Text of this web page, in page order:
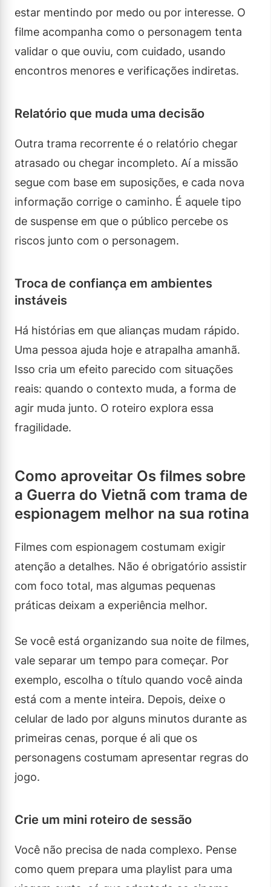
estar mentindo por medo ou por interesse. O
filme acompanha como o personagem tenta
validar o que ouviu, com cuidado, usando
encontros menores e verificações indiretas.
Relatório que muda uma decisão
Outra trama recorrente é o relatório chegar
atrasado ou chegar incompleto. Aí a missão
segue com base em suposições, e cada nova
informação corrige o caminho. É aquele tipo
de suspense em que o público percebe os
riscos junto com o personagem.
Troca de confiança em ambientes
instáveis
Há histórias em que alianças mudam rápido.
Uma pessoa ajuda hoje e atrapalha amanhã.
Isso cria um efeito parecido com situações
reais: quando o contexto muda, a forma de
agir muda junto. O roteiro explora essa
fragilidade.
Como aproveitar Os filmes sobre
a Guerra do Vietnã com trama de
espionagem melhor na sua rotina
Filmes com espionagem costumam exigir
atenção a detalhes. Não é obrigatório assistir
com foco total, mas algumas pequenas
práticas deixam a experiência melhor.
Se você está organizando sua noite de filmes,
vale separar um tempo para começar. Por
exemplo, escolha o título quando você ainda
está com a mente inteira. Depois, deixe o
celular de lado por alguns minutos durante as
primeiras cenas, porque é ali que os
personagens costumam apresentar regras do
jogo.
Crie um mini roteiro de sessão
Você não precisa de nada complexo. Pense
como quem prepara uma playlist para uma